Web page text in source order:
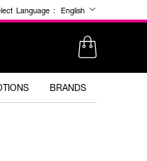
Language : English
BRANDS